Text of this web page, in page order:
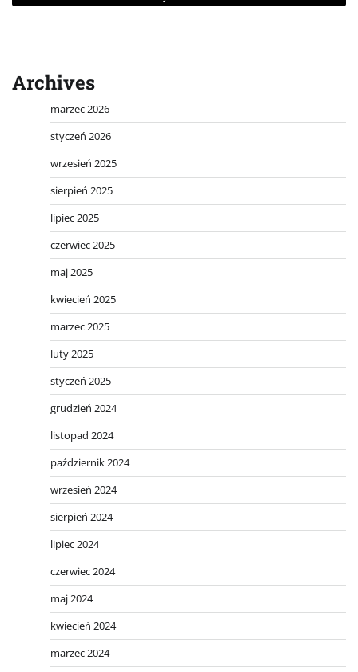
Archives
marzec 2026
styczeń 2026
wrzesień 2025
sierpień 2025
lipiec 2025
czerwiec 2025
maj 2025
kwiecień 2025
marzec 2025
luty 2025
styczeń 2025
grudzień 2024
listopad 2024
październik 2024
wrzesień 2024
sierpień 2024
lipiec 2024
czerwiec 2024
maj 2024
kwiecień 2024
marzec 2024